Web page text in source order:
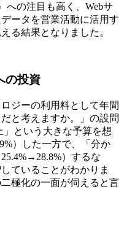
への注目も高く、Webサ
ータを営業活動に活用す
る結果となりました。
の投資
ジーの利用料として年間
と考えますか。」の設問
」という大きな予算を想
）した一方で、「分か
）するな
ていることがわかりま
極化の一面が伺えると言